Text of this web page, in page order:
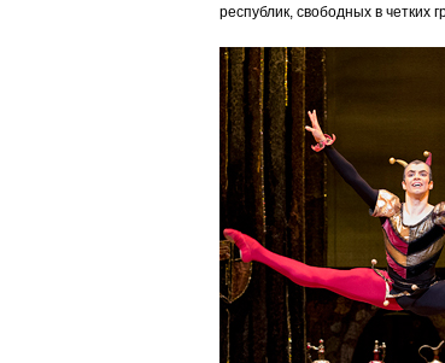
республик, свободных в четких